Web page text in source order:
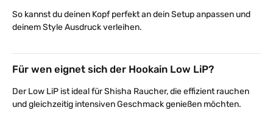
So kannst du deinen Kopf perfekt an dein Setup anpassen und
deinem Style Ausdruck verleihen.
Für wen eignet sich der Hookain Low LiP?
Der Low LiP ist ideal für Shisha Raucher, die effizient rauchen
und gleichzeitig intensiven Geschmack genießen möchten.